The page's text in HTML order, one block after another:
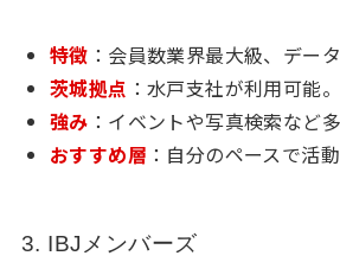
特徴 ：会員数業界最大級、デー
茨城拠点 ：水戸支社が利用可能。
強み ：イベントや写真検索など
おすすめ層 ：自分のペースで活
3. IBJメンバーズ